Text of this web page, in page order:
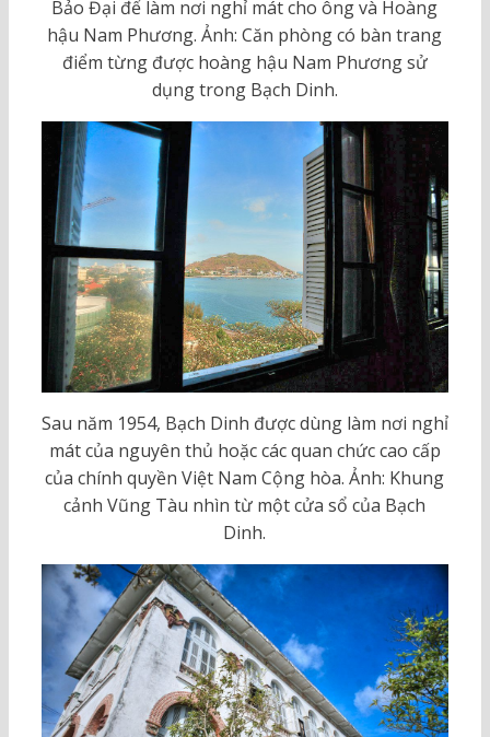
Bảo Đại để làm nơi nghỉ mát cho ông và Hoàng
hậu Nam Phương. Ảnh: Căn phòng có bàn trang
điểm từng được hoàng hậu Nam Phương sử
dụng trong Bạch Dinh.
Sau năm 1954, Bạch Dinh được dùng làm nơi nghỉ
mát của nguyên thủ hoặc các quan chức cao cấp
của chính quyền Việt Nam Cộng hòa. Ảnh: Khung
cảnh Vũng Tàu nhìn từ một cửa sổ của Bạch
Dinh.